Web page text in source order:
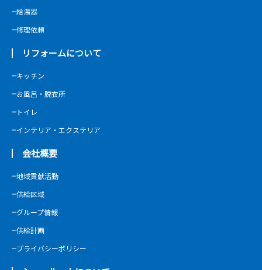
給湯器
修理依頼
リフォームについて
キッチン
お風呂・脱衣所
トイレ
インテリア・エクステリア
会社概要
地域貢献活動
供給区域
グループ情報
供給計画
プライバシーポリシー